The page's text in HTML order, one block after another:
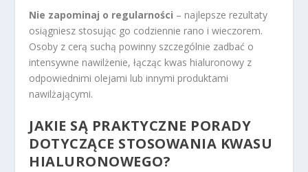
Nie zapominaj o regularności – najlepsze rezultaty
osiągniesz stosując go codziennie rano i wieczorem.
Osoby z cerą suchą powinny szczególnie zadbać o
intensywne nawilżenie, łącząc kwas hialuronowy z
odpowiednimi olejami lub innymi produktami
nawilżającymi.
JAKIE SĄ PRAKTYCZNE PORADY
DOTYCZĄCE STOSOWANIA KWASU
HIALURONOWEGO?